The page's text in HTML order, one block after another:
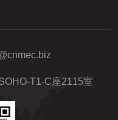
T1-C座2115室